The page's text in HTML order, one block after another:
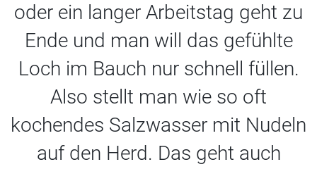
oder ein langer Arbeitstag geht zu
Ende und man will das gefühlte
Loch im Bauch nur schnell füllen.
Also stellt man wie so oft
kochendes Salzwasser mit Nudeln
auf den Herd. Das geht auch